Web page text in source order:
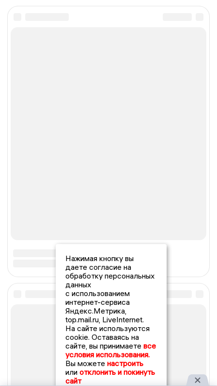
Нажимая кнопку вы
даете согласие на
обработку персональных
данных
с использованием
интернет-сервиса
Яндекс.Метрика,
top.mail.ru, LiveInternet.
На сайте используются
cookie. Оставаясь на
сайте, вы принимаете все
условия использования.
Вы можете настроить
или отклонить и покинуть
сайт